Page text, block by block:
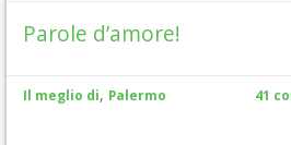
Parole d’amore!
Il meglio di, Palermo 41